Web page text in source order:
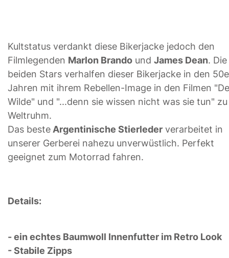
Kultstatus verdankt diese Bikerjacke jedoch den
Filmlegenden Marlon Brando und James Dean. Die
beiden Stars verhalfen dieser Bikerjacke in den
Jahren mit ihrem Rebellen-Image in den Filmen
Wilde" und "...denn sie wissen nicht was sie tun" zu
Weltruhm.
Das beste Argentinische Stierleder verarbeitet in
unserer Gerberei nahezu unverwüstlich. Perfekt
geeignet zum Motorrad fahren.
Details:
- ein echtes Baumwoll Innenfutter im Retro Look
- Stabile Zipps